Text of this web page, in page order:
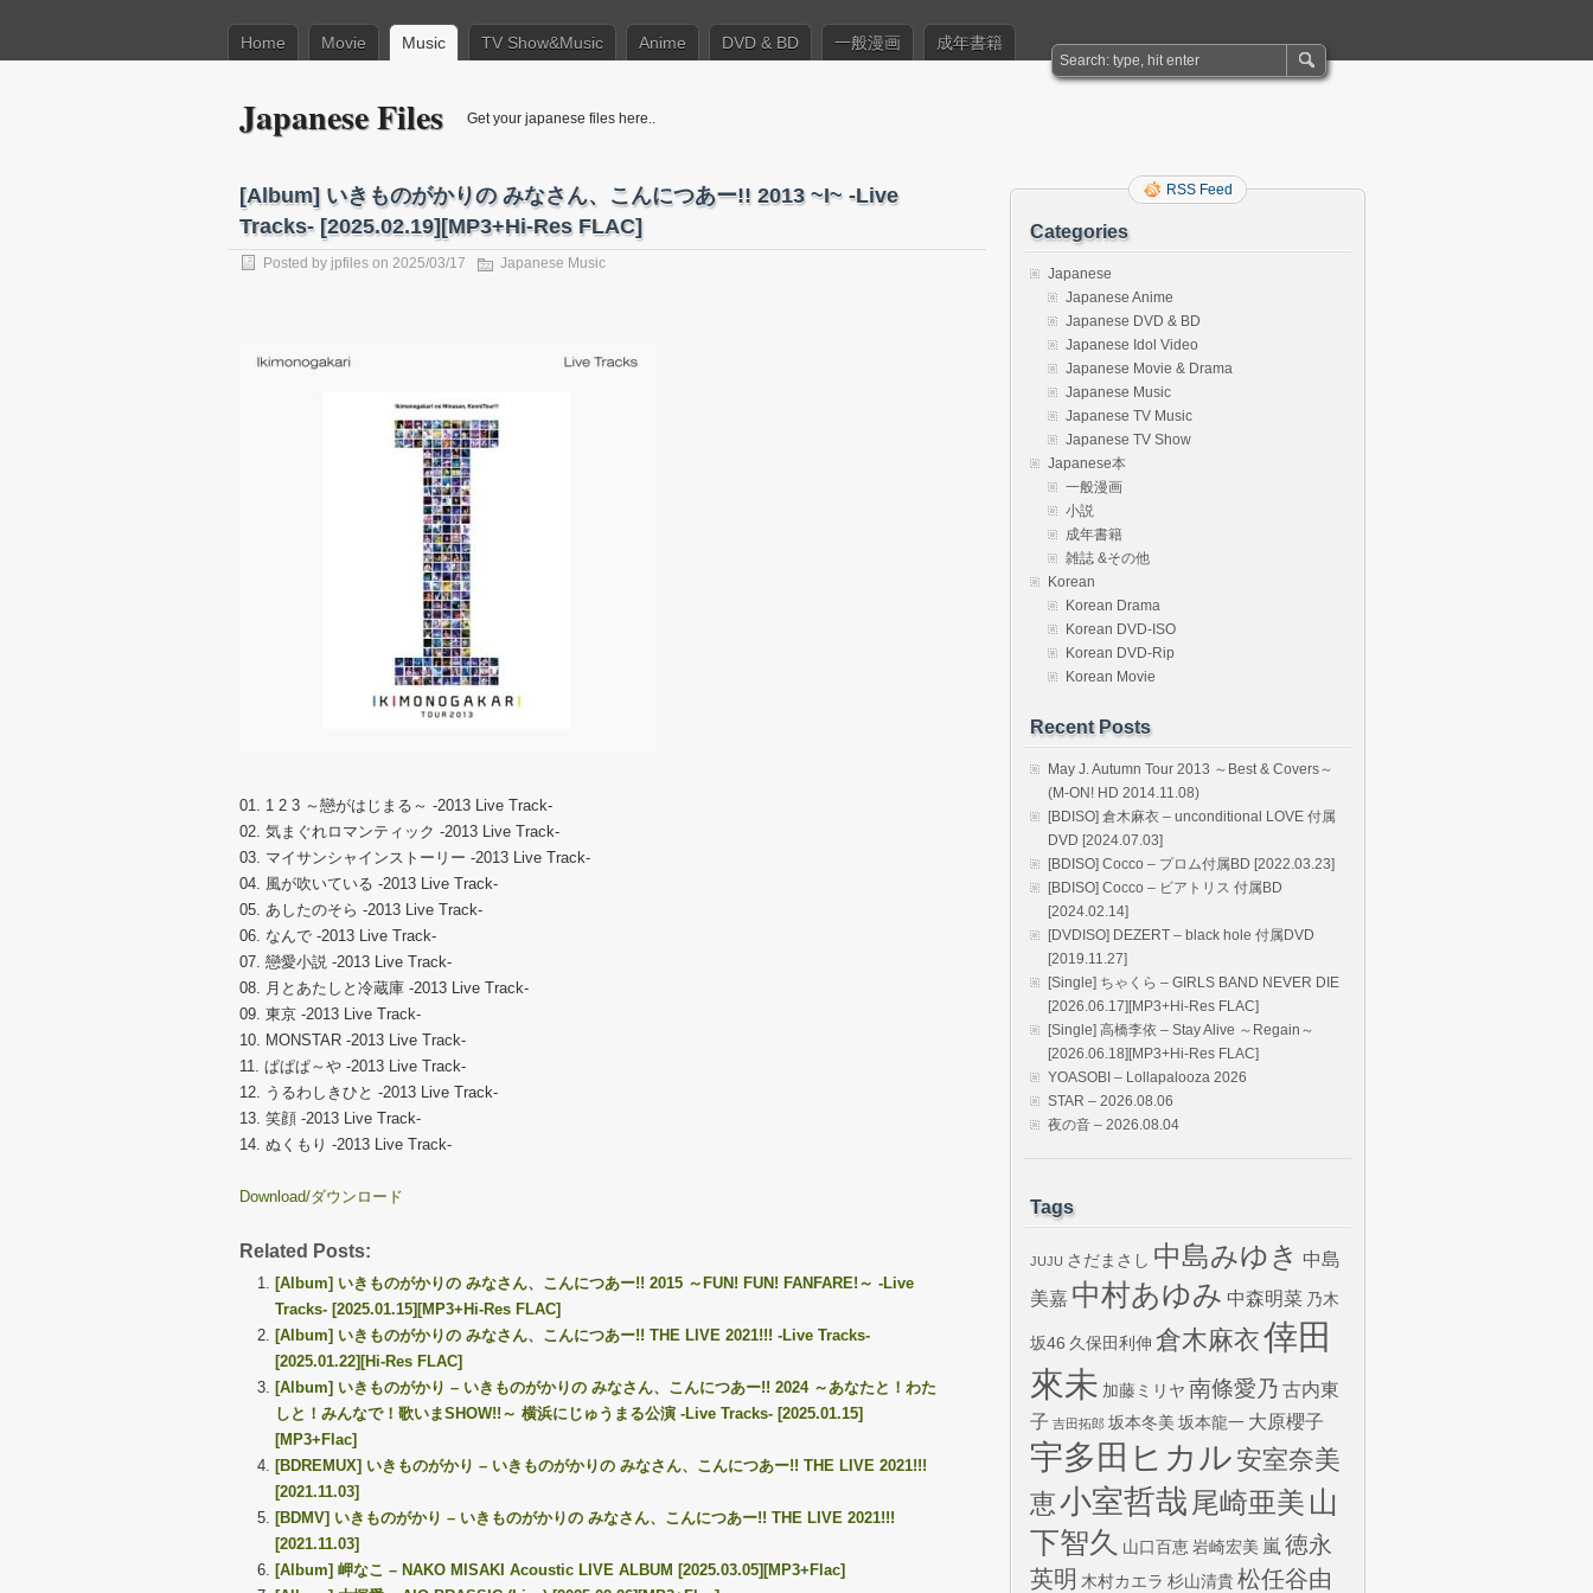
Home Movie Music TV Show&Music Anime DVD & BD 一般漫画 成年書籍
Japanese Files Get your japanese files here..
[Album] いきものがかりの みなさん、こんにつあー!! 2013 ~I~ -Live
Tracks- [2025.02.19][MP3+Hi-Res FLAC]
Posted by jpfiles on 2025/03/17 Japanese Music
01. 1 2 3 ～戀がはじまる～ -2013 Live Track-
02. 気まぐれロマンティック -2013 Live Track-
03. マイサンシャインストーリー -2013 Live Track-
04. 風が吹いている -2013 Live Track-
05. あしたのそら -2013 Live Track-
06. なんで -2013 Live Track-
07. 戀愛小説 -2013 Live Track-
08. 月とあたしと冷蔵庫 -2013 Live Track-
09. 東京 -2013 Live Track-
10. MONSTAR -2013 Live Track-
11. ぱぱぱ～や -2013 Live Track-
12. うるわしきひと -2013 Live Track-
13. 笑顔 -2013 Live Track-
14. ぬくもり -2013 Live Track-
Download/ダウンロード
Related Posts:
[Album] いきものがかりの みなさん、こんにつあー!! 2015 ～FUN! FUN! FANFARE!～ -Live
Tracks- [2025.01.15][MP3+Hi-Res FLAC]
[Album] いきものがかりの みなさん、こんにつあー!! THE LIVE 2021!!! -Live Tracks-
[2025.01.22][Hi-Res FLAC]
[Album] いきものがかり – いきものがかりの みなさん、こんにつあー!! 2024 ～あなたと！わた
しと！みんなで！歌いまSHOW!!～ 横浜にじゅうまる公演 -Live Tracks- [2025.01.15]
[MP3+Flac]
[BDREMUX] いきものがかり – いきものがかりの みなさん、こんにつあー!! THE LIVE 2021!!!
[2021.11.03]
[BDMV] いきものがかり – いきものがかりの みなさん、こんにつあー!! THE LIVE 2021!!!
[2021.11.03]
[Album] 岬なこ – NAKO MISAKI Acoustic LIVE ALBUM [2025.03.05][MP3+Flac]
RSS Feed
Categories
Japanese
Japanese Anime
Japanese DVD & BD
Japanese Idol Video
Japanese Movie & Drama
Japanese Music
Japanese TV Music
Japanese TV Show
Japanese本
一般漫画
小説
成年書籍
雑誌 &その他
Korean
Korean Drama
Korean DVD-ISO
Korean DVD-Rip
Korean Movie
Recent Posts
May J. Autumn Tour 2013 ～Best & Covers～
(M-ON! HD 2014.11.08)
[BDISO] 倉木麻衣 – unconditional LOVE 付属
DVD [2024.07.03]
[BDISO] Cocco – プロム付属BD [2022.03.23]
[BDISO] Cocco – ビアトリス 付属BD
[2024.02.14]
[DVDISO] DEZERT – black hole 付属DVD
[2019.11.27]
[Single] ちゃくら – GIRLS BAND NEVER DIE
[2026.06.17][MP3+Hi-Res FLAC]
[Single] 高橋李依 – Stay Alive ～Regain～
[2026.06.18][MP3+Hi-Res FLAC]
YOASOBI – Lollapalooza 2026
STAR – 2026.08.06
夜の音 – 2026.08.04
Tags
JUJU さだまさし 中島みゆき 中島
美嘉 中村あゆみ 中森明菜 乃木
坂46 久保田利伸 倉木麻衣倖田
來未 加藤ミリヤ 南條愛乃 古内東
子 吉田拓郎 坂本冬美 坂本龍一 大原櫻子
宇多田ヒカル安室奈美
恵小室哲哉 尾崎亜美 山
下智久 山口百恵岩崎宏美 嵐 徳永
英明 木村カエラ 杉山清貴松任谷由